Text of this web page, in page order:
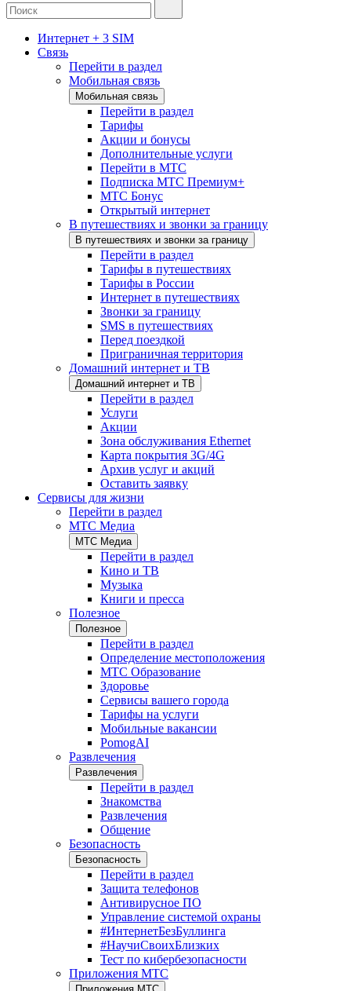
Интернет + 3 SIM
Связь
Перейти в раздел
Мобильная связь
Мобильная связь
Перейти в раздел
Тарифы
Акции и бонусы
Дополнительные услуги
Перейти в МТС
Подписка МТС Премиум+
МТС Бонус
Открытый интернет
В путешествиях и звонки за границу
В путешествиях и звонки за границу
Перейти в раздел
Тарифы в путешествиях
Тарифы в России
Интернет в путешествиях
Звонки за границу
SMS в путешествиях
Перед поездкой
Приграничная территория
Домашний интернет и ТВ
Домашний интернет и ТВ
Перейти в раздел
Услуги
Акции
Зона обслуживания Ethernet
Карта покрытия 3G/4G
Архив услуг и акций
Оставить заявку
Сервисы для жизни
Перейти в раздел
МТС Медиа
МТС Медиа
Перейти в раздел
Кино и ТВ
Музыка
Книги и пресса
Полезное
Полезное
Перейти в раздел
Определение местоположения
МТС Образование
Здоровье
Сервисы вашего города
Тарифы на услуги
Мобильные вакансии
PomogAI
Развлечения
Развлечения
Перейти в раздел
Знакомства
Развлечения
Общение
Безопасность
Безопасность
Перейти в раздел
Защита телефонов
Антивирусное ПО
Управление системой охраны
#ИнтернетБезБуллинга
#НаучиСвоихБлизких
Тест по кибербезопасности
Приложения МТС